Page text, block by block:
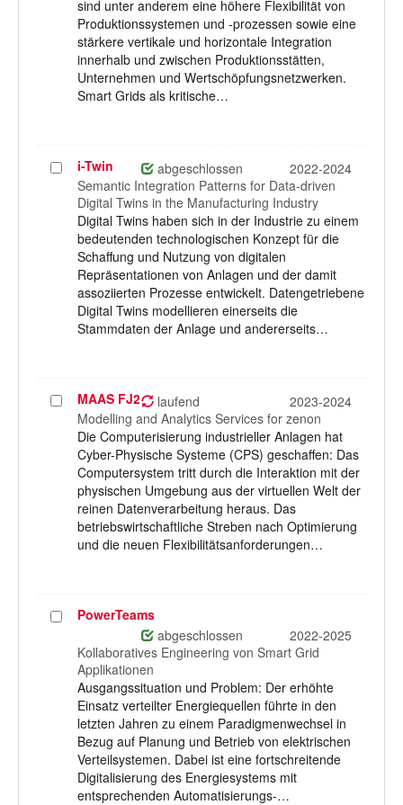
sind unter anderem eine höhere Flexibilität von
Produktionssystemen und -prozessen sowie eine
stärkere vertikale und horizontale Integration
innerhalb und zwischen Produktionsstätten,
Unternehmen und Wertschöpfungsnetzwerken.
Smart Grids als kritische…
Projekt
auswählen
i-Twin abgeschlossen
2022-2024
Semantic Integration Patterns for Data-driven
Digital Twins in the Manufacturing Industry
Digital Twins haben sich in der Industrie zu einem
bedeutenden technologischen Konzept für die
Schaffung und Nutzung von digitalen
Repräsentationen von Anlagen und der damit
assoziierten Prozesse entwickelt. Datengetriebene
Digital Twins modellieren einerseits die
Stammdaten der Anlage und andererseits…
Projekt
auswählen
MAAS FJ2 laufend
2023-2024
Modelling and Analytics Services for zenon
Die Computerisierung industrieller Anlagen hat
Cyber-Physische Systeme (CPS) geschaffen: Das
Computersystem tritt durch die Interaktion mit der
physischen Umgebung aus der virtuellen Welt der
reinen Datenverarbeitung heraus. Das
betriebswirtschaftliche Streben nach Optimierung
und die neuen Flexibilitätsanforderungen…
ProjektPowerTeams
abgeschlossen
2022-2025
Kollaboratives Engineering von Smart Grid
Applikationen
Ausgangssituation und Problem: Der erhöhte
Einsatz verteilter Energiequellen führte in den
letzten Jahren zu einem Paradigmenwechsel in
Bezug auf Planung und Betrieb von elektrischen
Verteilsystemen. Dabei ist eine fortschreitende
Digitalisierung des Energiesystems mit
entsprechenden Automatisierungs-…